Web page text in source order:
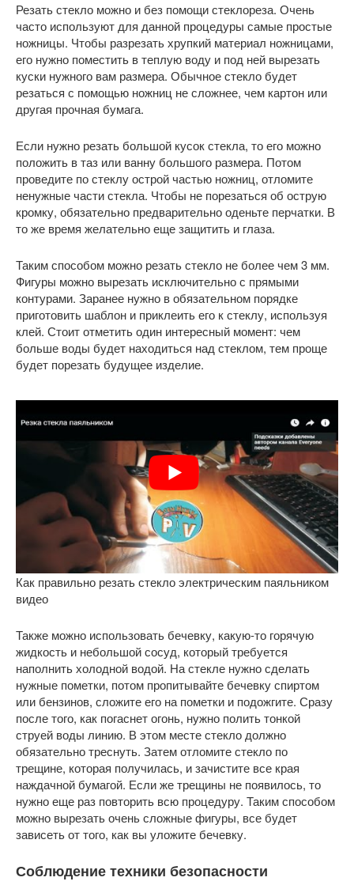
Резать стекло можно и без помощи стеклореза. Очень
часто используют для данной процедуры самые простые
ножницы. Чтобы разрезать хрупкий материал ножницами,
его нужно поместить в теплую воду и под ней вырезать
куски нужного вам размера. Обычное стекло будет
резаться с помощью ножниц не сложнее, чем картон или
другая прочная бумага.
Если нужно резать большой кусок стекла, то его можно
положить в таз или ванну большого размера. Потом
проведите по стеклу острой частью ножниц, отломите
ненужные части стекла. Чтобы не порезаться об острую
кромку, обязательно предварительно оденьте перчатки. В
то же время желательно еще защитить и глаза.
Таким способом можно резать стекло не более чем 3 мм.
Фигуры можно вырезать исключительно с прямыми
контурами. Заранее нужно в обязательном порядке
приготовить шаблон и приклеить его к стеклу, используя
клей. Стоит отметить один интересный момент: чем
больше воды будет находиться над стеклом, тем проще
будет порезать будущее изделие.
Как правильно резать стекло электрическим паяльником
видео
Также можно использовать бечевку, какую-то горячую
жидкость и небольшой сосуд, который требуется
наполнить холодной водой. На стекле нужно сделать
нужные пометки, потом пропитывайте бечевку спиртом
или бензинов, сложите его на пометки и подожгите. Сразу
после того, как погаснет огонь, нужно полить тонкой
струей воды линию. В этом месте стекло должно
обязательно треснуть. Затем отломите стекло по
трещине, которая получилась, и зачистите все края
наждачной бумагой. Если же трещины не появилось, то
нужно еще раз повторить всю процедуру. Таким способом
можно вырезать очень сложные фигуры, все будет
зависеть от того, как вы уложите бечевку.
Соблюдение техники безопасности